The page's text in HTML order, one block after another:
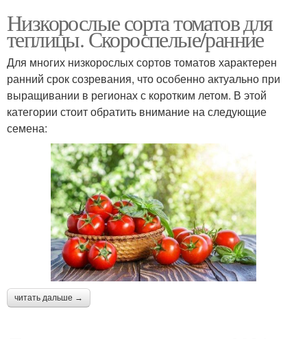
Низкорослые сорта томатов для
теплицы. Скороспелые/ранние
Для многих низкорослых сортов томатов характерен
ранний срок созревания, что особенно актуально при
выращивании в регионах с коротким летом. В этой
категории стоит обратить внимание на следующие
семена:
читать дальше →